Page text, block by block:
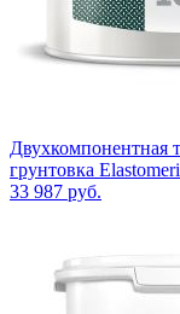
Двухкомпонентная
грунтовка
33 987 руб.